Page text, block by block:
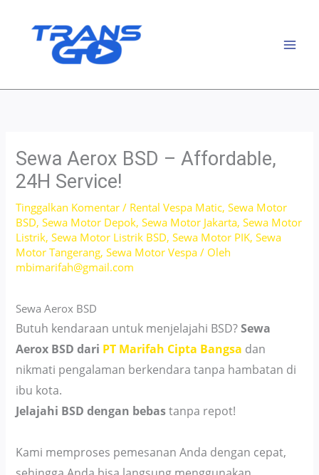
Sewa Aerox BSD – Affordable,
24H Service!
Tinggalkan Komentar / Rental Vespa Matic,Sewa Motor
BSD,Sewa Motor Depok,Sewa Motor Jakarta,Sewa Motor
Listrik,Sewa Motor Listrik BSD,Sewa Motor PIK,Sewa
Motor Tangerang,Sewa Motor Vespa / Oleh
mbimarifah@gmail.com
Sewa Aerox BSD
Butuh kendaraan untuk menjelajahi BSD?Sewa
Aerox BSD dari PT Marifah Cipta Bangsa dan
nikmati pengalaman berkendara tanpa hambatan di
ibu kota.
Jelajahi BSD dengan bebastanpa repot!
Kami memproses pemesanan Anda dengan cepat,